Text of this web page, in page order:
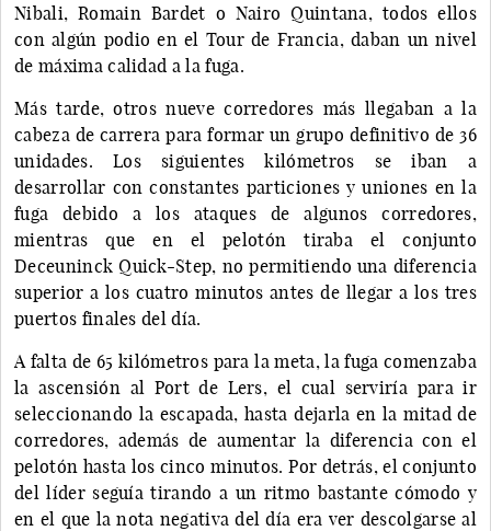
Nibali, Romain Bardet o Nairo Quintana, todos ellos
con algún podio en el Tour de Francia, daban un nivel
de máxima calidad a la fuga.
Más tarde, otros nueve corredores más llegaban a la
cabeza de carrera para formar un grupo definitivo de 36
unidades. Los siguientes kilómetros se iban a
desarrollar con constantes particiones y uniones en la
fuga debido a los ataques de algunos corredores,
mientras que en el pelotón tiraba el conjunto
Deceuninck Quick-Step, no permitiendo una diferencia
superior a los cuatro minutos antes de llegar a los tres
puertos finales del día.
A falta de 65 kilómetros para la meta, la fuga comenzaba
la ascensión al Port de Lers, el cual serviría para ir
seleccionando la escapada, hasta dejarla en la mitad de
corredores, además de aumentar la diferencia con el
pelotón hasta los cinco minutos. Por detrás, el conjunto
del líder seguía tirando a un ritmo bastante cómodo y
en el que la nota negativa del día era ver descolgarse al